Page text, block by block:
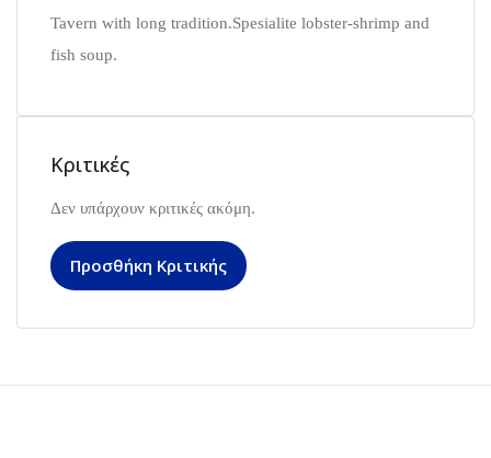
Tavern with long tradition.Spesialite lobster-shrimp and
fish soup.
Κριτικές
Δεν υπάρχουν κριτικές ακόμη.
Προσθήκη Κριτικής